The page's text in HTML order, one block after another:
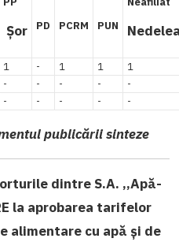
Șor PD PCRM PUN
1 - 1 1
1
- - - -
-
- - - - -
publicării sinteze
dintre S.A. ,,Apă-
la aprobarea tarifelor
alimentare cu apă și de